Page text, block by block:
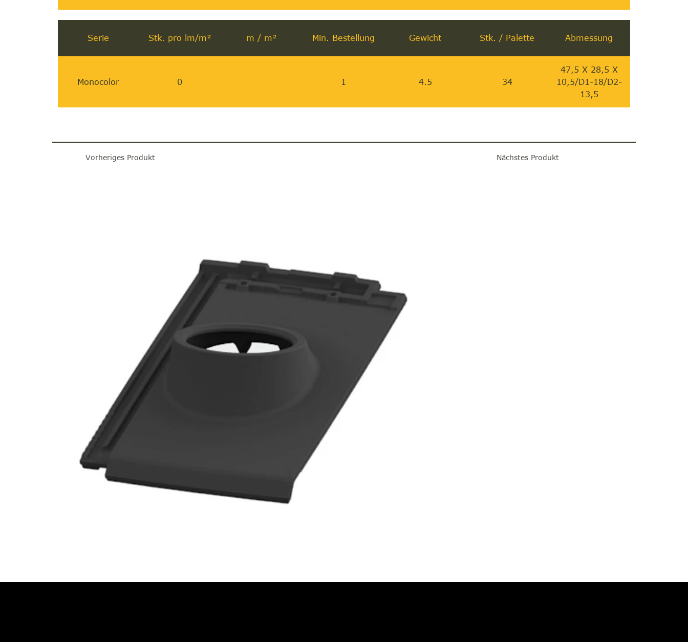
Serie Stk. pro lm/m² m / m² Min. Bestellung Gewicht Stk. / Palette Abmessung
Monocolor 0 1 4.5 34
47,5 X 28,5 X
10,5/D1-18/D2-
13,5
Vorheriges Produkt Nächstes Produkt